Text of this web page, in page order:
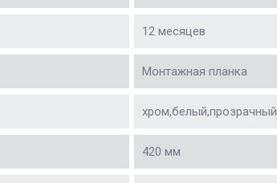
12 месяцев
Монтажная планка
хром,белый,прозрачный
420 мм